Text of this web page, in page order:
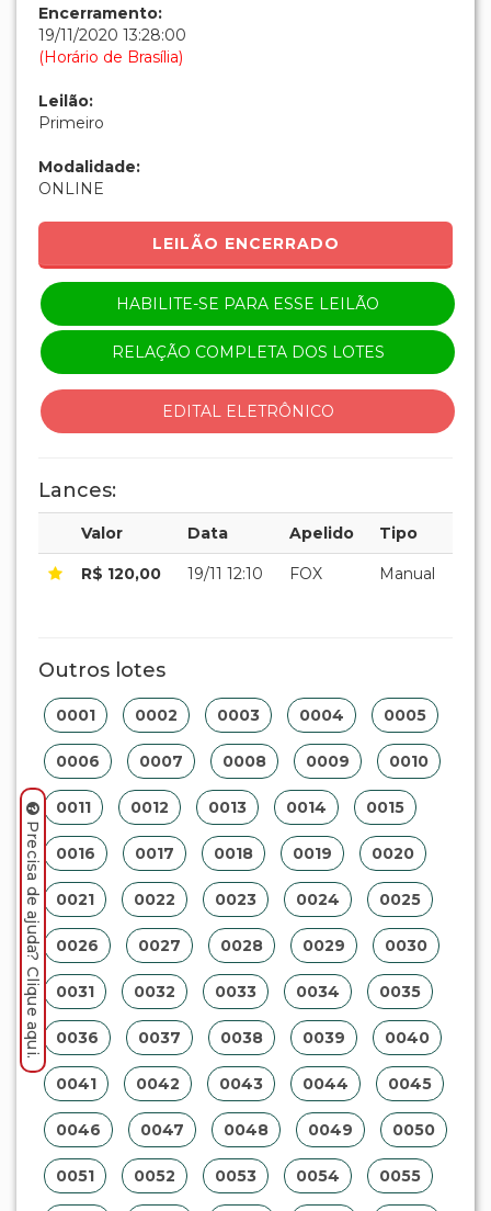
Encerramento:
19/11/2020 13:28:00
(Horário de Brasília)
Leilão:
Primeiro
Modalidade:
ONLINE
LEILÃO ENCERRADO
HABILITE-SE PARA ESSE LEILÃO
RELAÇÃO COMPLETA DOS LOTES
EDITAL ELETRÔNICO
Lances:
Valor Data Apelido Tipo
R$ 120,00 19/11 12:10 FOX Manual
Outros lotes
0001 0002 0003 0004 0005
0006 0007 0008 0009 0010
0011 0012 0013 0014 0015
0016 0017 0018 0019 0020
0021 0022 0023 0024 0025
0026 0027 0028 0029 0030
0031 0032 0033 0034 0035
0036 0037 0038 0039 0040
0041 0042 0043 0044 0045
0046 0047 0048 0049 0050
0051 0052 0053 0054 0055
Precisa de ajuda? Clique aqui.